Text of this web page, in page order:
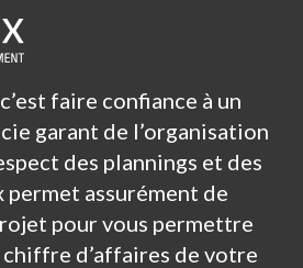
faire confiance à un
garant de l’organisation
des plannings et des
permet assurément de
pour vous permettre
d’affaires de votre